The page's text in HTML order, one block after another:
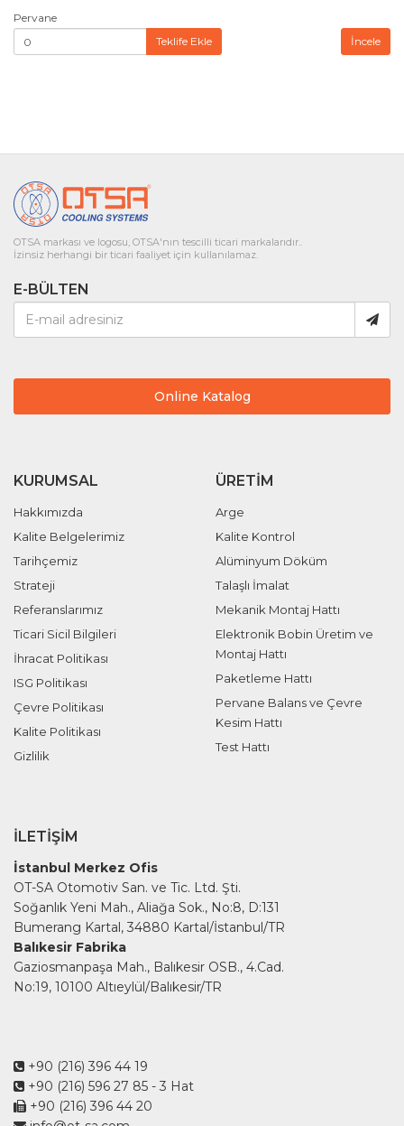
Pervane
Teklife Ekle
İncele
OTSA markası ve logosu, OTSA'nın tescilli ticari markalarıdır..
İzinsiz herhangi bir ticari faaliyet için kullanılamaz.
E-BÜLTEN
Online Katalog
KURUMSAL
Hakkımızda
Kalite Belgelerimiz
Tarihçemiz
Strateji
Referanslarımız
Ticari Sicil Bilgileri
İhracat Politikası
ISG Politikası
Çevre Politikası
Kalite Politikası
Gizlilik
ÜRETIM
Arge
Kalite Kontrol
Alüminyum Döküm
Talaşlı İmalat
Mekanik Montaj Hattı
Elektronik Bobin Üretim ve
Montaj Hattı
Paketleme Hattı
Pervane Balans ve Çevre
Kesim Hattı
Test Hattı
İLETIŞIM
İstanbul Merkez Ofis
OT-SA Otomotiv San. ve Tic. Ltd. Şti.
Soğanlık Yeni Mah., Aliağa Sok., No:8, D:131
Bumerang Kartal, 34880 Kartal/İstanbul/TR
Balıkesir Fabrika
Gaziosmanpaşa Mah., Balıkesir OSB., 4.Cad.
No:19, 10100 Altıeylül/Balıkesir/TR
+90 (216) 396 44 19
+90 (216) 596 27 85 - 3 Hat
+90 (216) 396 44 20